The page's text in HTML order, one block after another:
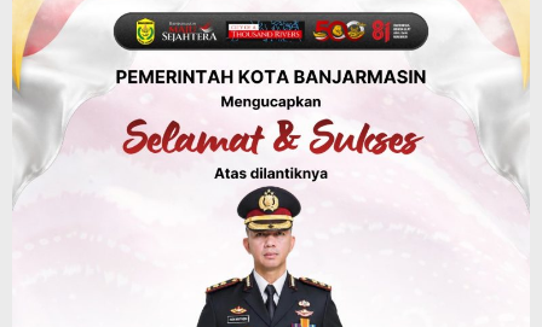
Miliar, Pendapatan 1,2 Triliun Belanja
1,37 Triliun, Tutup Kekurangan dari
SiLPA
Agustus 7, 2026
Kalsel
Operasi Sikat Intan 2026 Berakhir, Polda
Kalsel Amankan Ribuan Miras Hingga